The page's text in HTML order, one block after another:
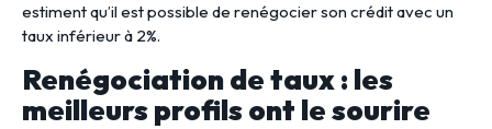
estiment qu’il est possible de renégocier son crédit avec un
taux inférieur à 2%.
Renégociation de taux : les
meilleurs profils ont le sourire